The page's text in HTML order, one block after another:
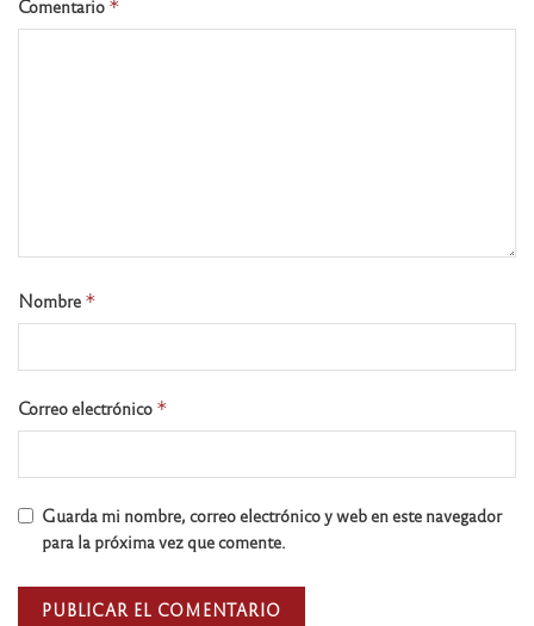
Comentario *
Nombre *
Correo electrónico *
Guarda mi nombre, correo electrónico y web en este navegador
para la próxima vez que comente.